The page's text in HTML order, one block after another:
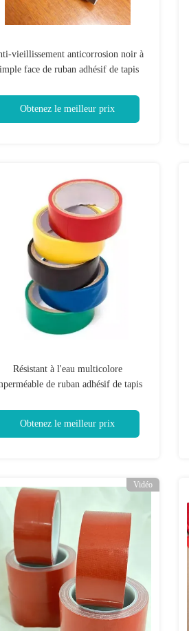
vieillissement anticorrosion noir à
face de ruban adhésif de tapis
Obtenez le meilleur prix
Résistant à l'eau multicolore
de ruban adhésif de tapis
Obtenez le meilleur prix
Vidéo